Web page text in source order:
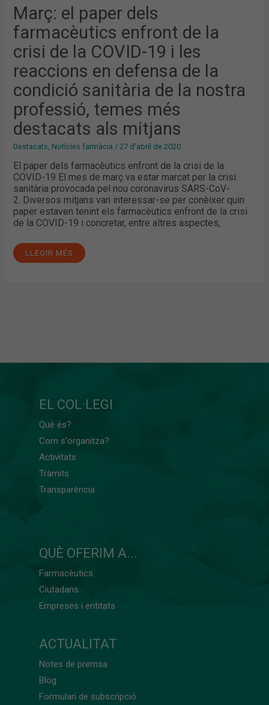
Març: el paper dels
farmacèutics enfront de la
crisi de la COVID-19 i les
reaccions en defensa de la
condició sanitària de la nostra
professió, temes més
destacats als mitjans
Destacats, Notícies farmàcia /27 d'abril de 2020
El paper dels farmacèutics enfront de la crisi de la
COVID-19 El mes de març va estar marcat per la crisi
sanitària provocada pel nou coronavirus SARS-CoV-
2. Diversos mitjans van interessar-se per conèixer quin
paper estaven tenint els farmacèutics enfront de la crisi
de la COVID-19 i concretar, entre altres aspectes,
CRISI
DE
LA
COVID-
19
LES
REACCIONS
EN
DEFENSA
LA
CONDICIÓ
SANITÀRIA
DE
LA
NOSTRA
TEMES
DESTACATS
ALS
MITJANS
LLEGIR MÉS
EL COL·LEGI
Què és?
Com s'organitza?
Activitats
Tràmits
Transparència
QUÈ OFERIM A...
Farmacèutics
Ciutadans
Empreses i entitats
ACTUALITAT
Notes de premsa
Blog
Formulari de subscripció